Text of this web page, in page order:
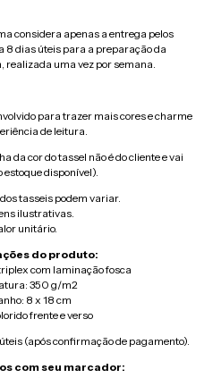
considera apenas a entrega pelos
8 dias úteis para a preparação da
realizada uma vez por semana.
para trazer mais cores e charme
de leitura.
da cor do tassel não é do cliente e vai
estoque disponível).
dos tasseis podem variar.
ilustrativas.
unitário.
do produto:
com laminação fosca
350 g/m2
8 x 18 cm
frente e verso
(após confirmação de pagamento).
com seu marcador: